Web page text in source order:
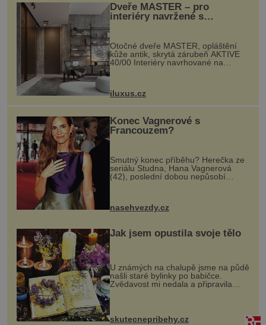
Dveře MASTER – pro
interiéry navržené s
rozumem i vášní!
Otočné dveře MASTER, opláštění
kůže antik, skrytá zárubeň AKTIVE
40/00 Interiéry navrhované na
zakázku často vyžadují atypické
rozměry nejen nábytku, ale i
dnes umož...
iluxus.cz
Konec Vagnerové s
Francouzem?
Smutný konec příběhu? Herečka ze
seriálu Studna, Hana Vagnerová
(42), poslední dobou nepůsobí
nasehvezdy.cz
Jak jsem opustila svoje tělo
U známých na chalupě jsme na půdě
našli staré bylinky po babičce.
Zvědavost mi nedala a připravila
jsem si z nich lektvar… Zimní pobyt
na chalupě se pro mě vlastní vinou
změnil v děsivý zážitek, na kt...
skutecnepribehy.cz